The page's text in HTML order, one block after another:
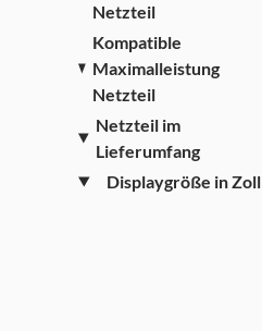
Netzteil
Kompatible
Maximalleistung
Netzteil
Netzteil im
Lieferumfang
Displaygröße in Zoll